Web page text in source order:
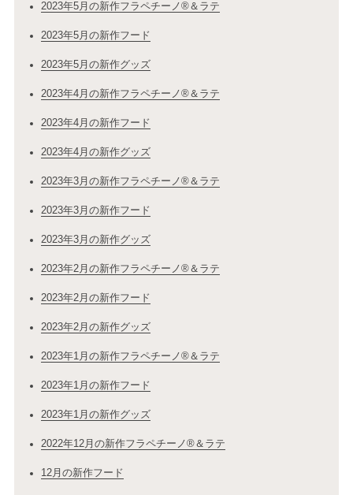
2023年5月の新作フラペチーノ®＆ラテ
2023年5月の新作フード
2023年5月の新作グッズ
2023年4月の新作フラペチーノ®＆ラテ
2023年4月の新作フード
2023年4月の新作グッズ
2023年3月の新作フラペチーノ®＆ラテ
2023年3月の新作フード
2023年3月の新作グッズ
2023年2月の新作フラペチーノ®＆ラテ
2023年2月の新作フード
2023年2月の新作グッズ
2023年1月の新作フラペチーノ®＆ラテ
2023年1月の新作フード
2023年1月の新作グッズ
2022年12月の新作フラペチーノ®＆ラテ
12月の新作フード